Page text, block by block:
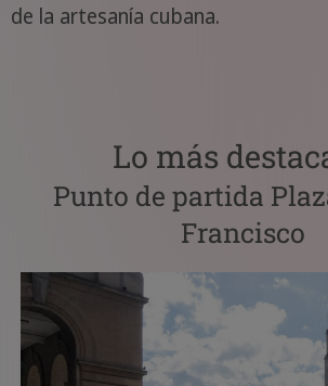
de la artesanía cubana.
Lo más
Punto de partida
Francisco